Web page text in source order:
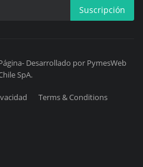
Suscripción
Desarrollado por PymesWeb
SpA.
Terms & Conditions